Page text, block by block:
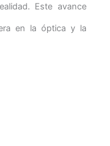
Este avance
en la óptica y la